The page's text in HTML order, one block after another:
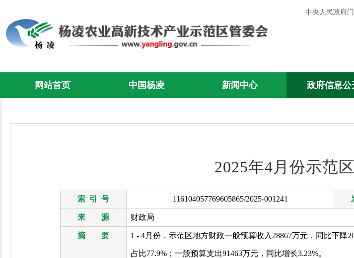
中央人民政府
网站首页 中国杨凌 新闻中心 政府信息公
2025年4月份示范
索 引 号 116104057769605865/2025-001241
来 源 财政局
摘 要 1 - 4月份，示范区地方财政一般预算收入28867万元，同比下降
占比77.9%；一般预算支出91463万元，同比增长3.23%。